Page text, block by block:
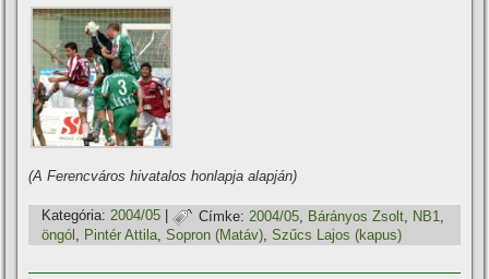
(A Ferencváros hivatalos honlapja alapján)
Kategória: 2004/05 | Címke: 2004/05 Bárányos Zsolt NB1
öngól , Pintér Attila,Sopron (Matáv),Szűcs Lajos (kapus)